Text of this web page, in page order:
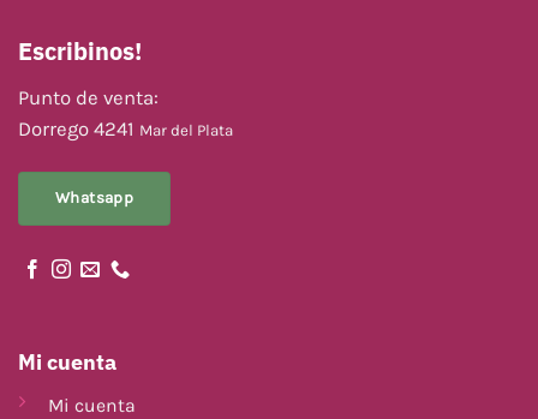
Escribinos!
Punto de venta:
Dorrego 4241 Mar del Plata
Whatsapp
Mi cuenta
Mi cuenta